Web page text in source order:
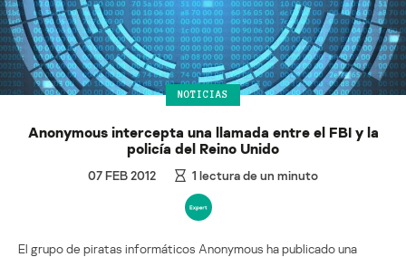
NOTICIAS
Anonymous intercepta una llamada entre el FBI y la
policía del Reino Unido
07 FEB 2012 1 lectura de un minuto
El grupo de piratas informáticos Anonymous ha publicado una